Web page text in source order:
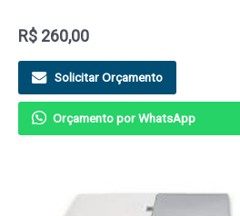
R$ 260,00
Solicitar Orçamento
Orçamento por WhatsApp